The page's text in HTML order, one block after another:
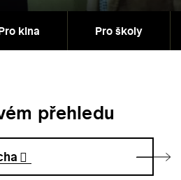
kina Pro školy
přehledu